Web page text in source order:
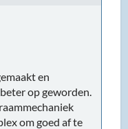
en
op geworden.
om goed af te